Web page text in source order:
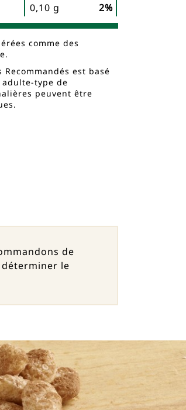
0,10 g 2%
comme des
est basé
type de
peuvent être
de
le